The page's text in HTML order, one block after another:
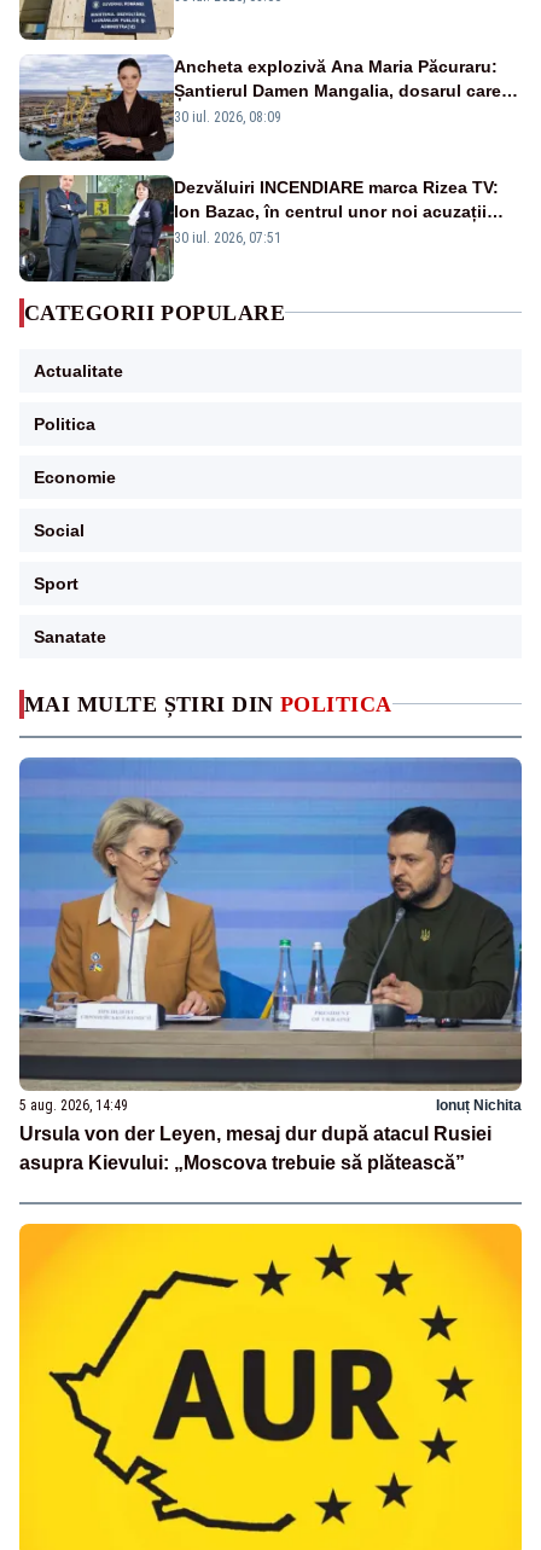
MAI MULTE ȘTIRI DIN POLITICA
5 aug. 2026, 14:49 Ionuț Nichita
Ursula von der Leyen, mesaj dur după atacul Rusiei
asupra Kievului: „Moscova trebuie să plătească”
Ancheta explozivă Ana Maria Păcuraru:
Șantierul Damen Mangalia, dosarul care
scufundă apărarea României
30 iul. 2026, 08:09
Dezvăluiri INCENDIARE marca Rizea TV:
Ion Bazac, în centrul unor noi acuzații
publice
30 iul. 2026, 07:51
CATEGORII POPULARE
Actualitate
Politica
Economie
Social
Sport
Sanatate